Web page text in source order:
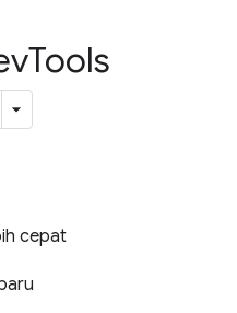
Tools
cepat